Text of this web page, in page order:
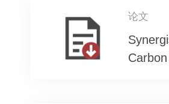
论文
Carbon